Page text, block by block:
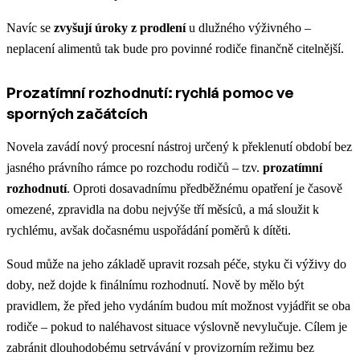
Navíc se zvyšují úroky z prodleníu dlužného výživného –
neplacení alimentů tak bude pro povinné rodiče finančně citelnější.
Prozatímní rozhodnutí: rychlá pomoc ve
sporných začátcích
Novela zavádí nový procesní nástroj určený k překlenutí období bez
jasného právního rámce po rozchodu rodičů – tzv. prozatímní
rozhodnutí. Oproti dosavadnímu předběžnému opatření je časově
omezené, zpravidla na dobu nejvýše tří měsíců, a má sloužit k
rychlému, avšak dočasnému uspořádání poměrů k dítěti.
Soud může na jeho základě upravit rozsah péče, styku či výživy do
doby, než dojde k finálnímu rozhodnutí. Nově by mělo být
pravidlem, že před jeho vydáním budou mít možnost vyjádřit se oba
rodiče – pokud to naléhavost situace výslovně nevylučuje. Cílem je
zabránit dlouhodobému setrvávání v provizorním režimu bez